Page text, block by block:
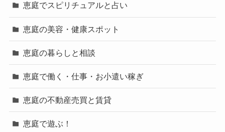
恵庭でスピリチュアルと占い
恵庭の美容・健康スポット
恵庭の暮らしと相談
恵庭で働く・仕事・お小遣い稼ぎ
恵庭の不動産売買と賃貸
恵庭で遊ぶ！